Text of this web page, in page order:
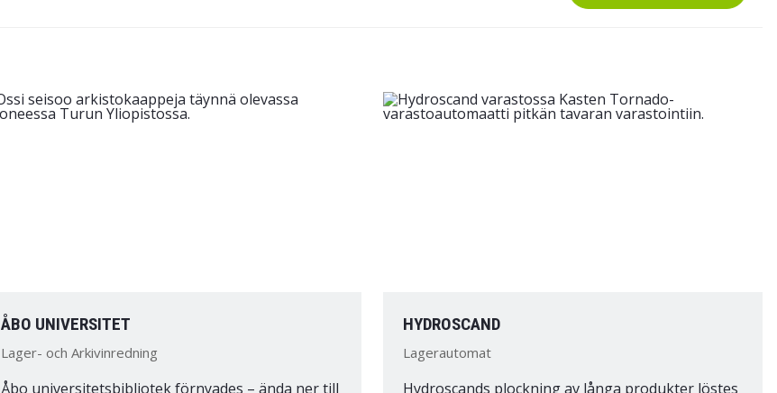
ÅBO UNIVERSITET
Lager- och Arkivinredning
Åbo universitetsbibliotek förnyades – ända ner till
HYDROSCAND
Lagerautomat
Hydroscands plockning av långa produkter löstes